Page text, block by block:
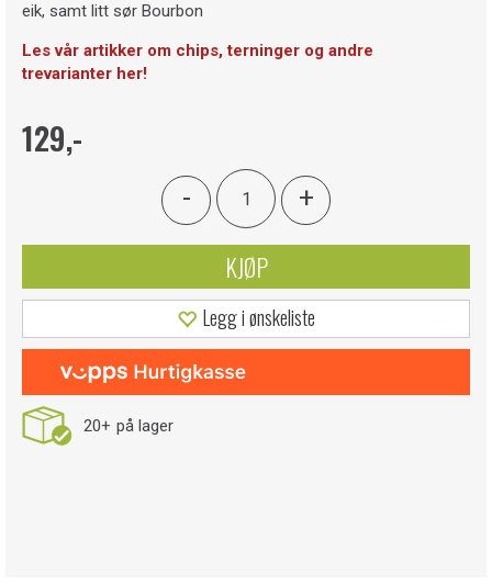
eik, samt litt sør Bourbon
Les vår artikker om chips, terninger og andre
trevarianter her!
129,-
- +
KJØP
Legg i ønskeliste
20+ på lager